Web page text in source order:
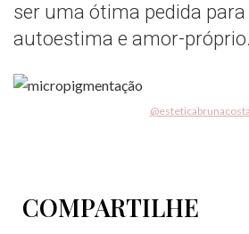
ser uma ótima pedida
autoestima e amor-próprio.
@esteticabrunacosta
COMPARTILHE